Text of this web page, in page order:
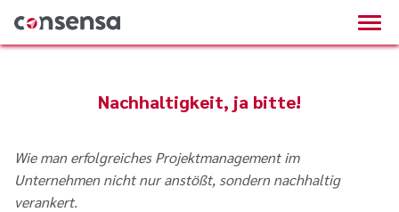
Nachhaltigkeit, ja bitte!
Wie man erfolgreiches Projektmanagement im
Unternehmen nicht nur anstößt, sondern nachhaltig
verankert.